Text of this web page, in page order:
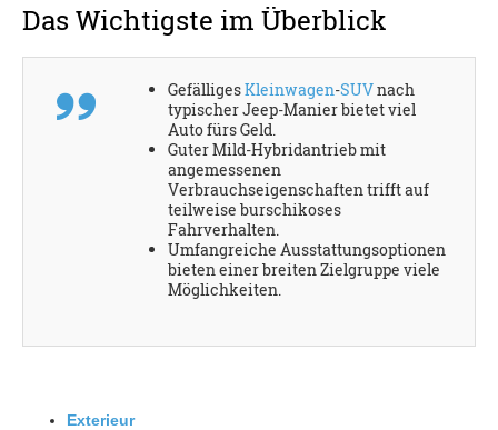
Das Wichtigste im Überblick
GefälligesKleinwagen-SUVnach
typischer Jeep-Manier bietet viel
Auto fürs Geld.
Guter Mild-Hybridantrieb mit
angemessenen
Verbrauchseigenschaften trifft auf
teilweise burschikoses
Fahrverhalten.
Umfangreiche Ausstattungsoptionen
bieten einer breiten Zielgruppe viele
Möglichkeiten.
Exterieur